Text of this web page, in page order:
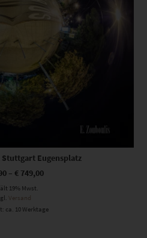
Stuttgart Eugensplatz
– € 749,00
19% Mwst.
Versand
ca. 10 Werktage